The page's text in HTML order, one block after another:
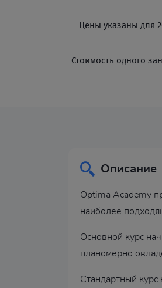
Цены указаны для
Стоимость одного
Описание
Optima Academy
наиболее
Основной курс
планомерно
Стандартный курс